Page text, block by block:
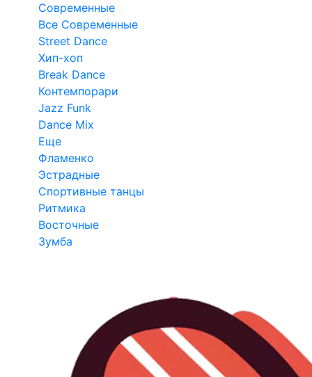
Современные
Все Современные
Street Dance
Хип-хоп
Break Dance
Контемпорари
Jazz Funk
Dance Mix
Еще
Фламенко
Эстрадные
Спортивные танцы
Ритмика
Восточные
Зумба